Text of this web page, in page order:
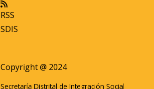
RSS
SDIS
Copyright @ 2024
Secretaría Distrital de Integración Social